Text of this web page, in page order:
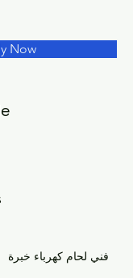
Now
فني لحام كهرباء خبرة